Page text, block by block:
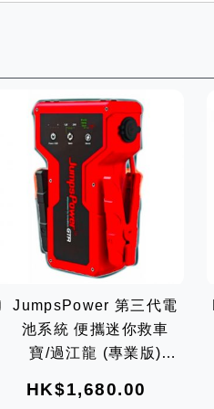
JumpsPower 第三代電
池系統 便攜迷你救車
寶/過江龍 (專業版)
HK$1,680.00
加